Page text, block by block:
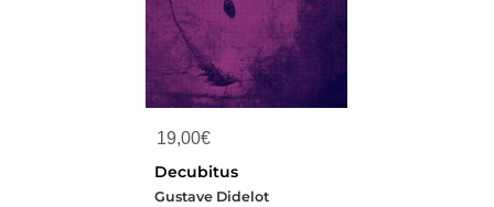
19,00€
Decubitus
Gustave Didelot